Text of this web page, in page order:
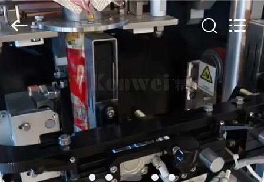
STARTSEITE
PRODUKTE
ÜBER
Intellectualized
Machinery
Co.,
Ltd..
All
Rights
Reserved.